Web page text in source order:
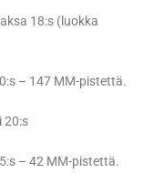
18:s (luokka
– 147 MM-pistettä.
20:s
– 42 MM-pistettä.